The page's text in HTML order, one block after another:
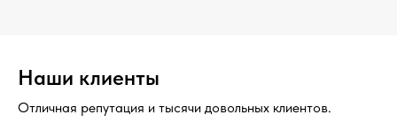
Наши клиенты
Отличная репутация и тысячи довольных клиентов.